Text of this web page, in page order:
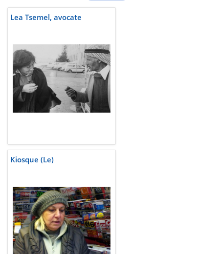
Lea Tsemel, avocate
Kiosque (Le)